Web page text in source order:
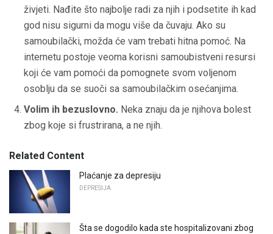
živjeti. Nađite što najbolje radi za njih i podsetite ih kad
god nisu sigurni da mogu više da čuvaju. Ako su
samoubilački, možda će vam trebati hitna pomoć. Na
internetu postoje veoma korisni samoubistveni resursi
koji će vam pomoći da pomognete svom voljenom
osoblju da se suoči sa samoubilačkim osećanjima.
Volim ih bezuslovno. Neka znaju da je njihova bolest
zbog koje si frustrirana, a ne njih.
Related Content
Plaćanje za depresiju
DEPRESIJA
Šta se dogodilo kada ste hospitalizovani zbog